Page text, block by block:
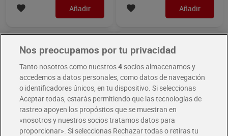
Añadir Añadir
Nos preocupamos por tu privacidad
Tanto nosotros como nuestros4socios almacenamos y
accedemos a datos personales, como datos de navegación
o identificadores únicos, en tu dispositivo. Si seleccionas
Aceptar todas, estarás permitiendo que las tecnologías de
rastreo apoyen los propósitos que se muestran en
«nosotros y nuestros socios tratamos datos para
proporcionar». Si seleccionas Rechazar todas o retiras tu